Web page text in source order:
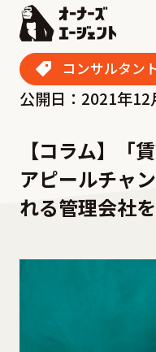
コンサルタン
公開日：2021年12
【コラム】「
アピールチャ
れる管理会社